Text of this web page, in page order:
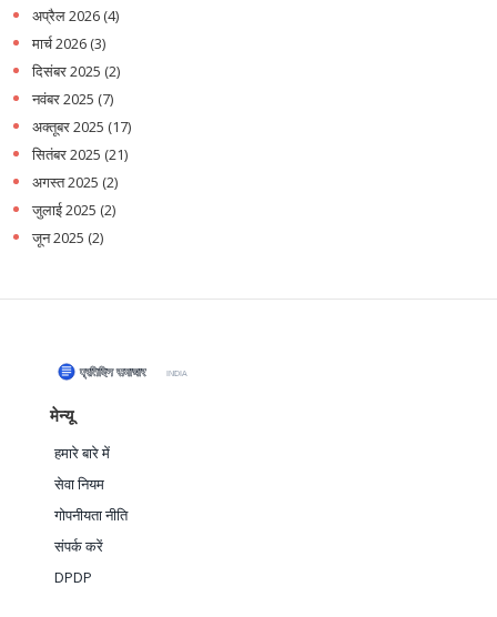
अप्रैल 2026 (4)
मार्च 2026 (3)
दिसंबर 2025 (2)
नवंबर 2025 (7)
अक्तूबर 2025 (17)
सितंबर 2025 (21)
अगस्त 2025 (2)
जुलाई 2025 (2)
जून 2025 (2)
मेन्यू
हमारे बारे में
सेवा नियम
गोपनीयता नीति
संपर्क करें
DPDP